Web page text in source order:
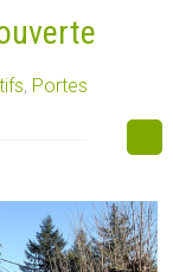
, Portes